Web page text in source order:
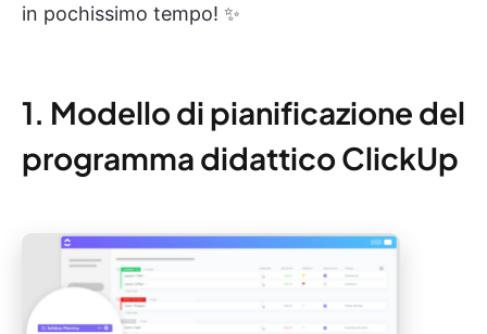
in pochissimo tempo! ✨
1. Modello di pianificazione del
programma didattico ClickUp